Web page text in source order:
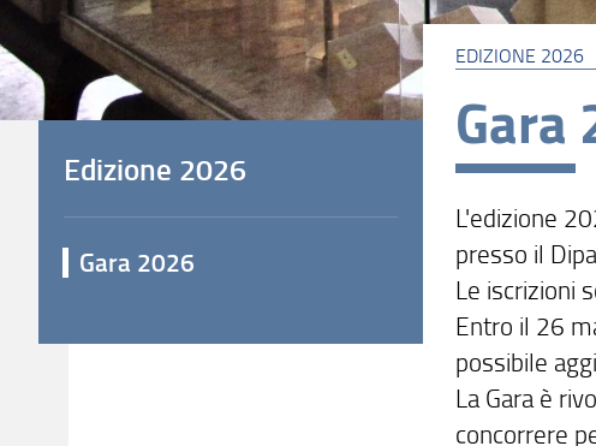
EDIZIONE 2026
Gara
L'edizione
presso il
Le iscrizioni
Entro il 26
possibile
La Gara è
concorrere
Edizione 2026
Gara 2026